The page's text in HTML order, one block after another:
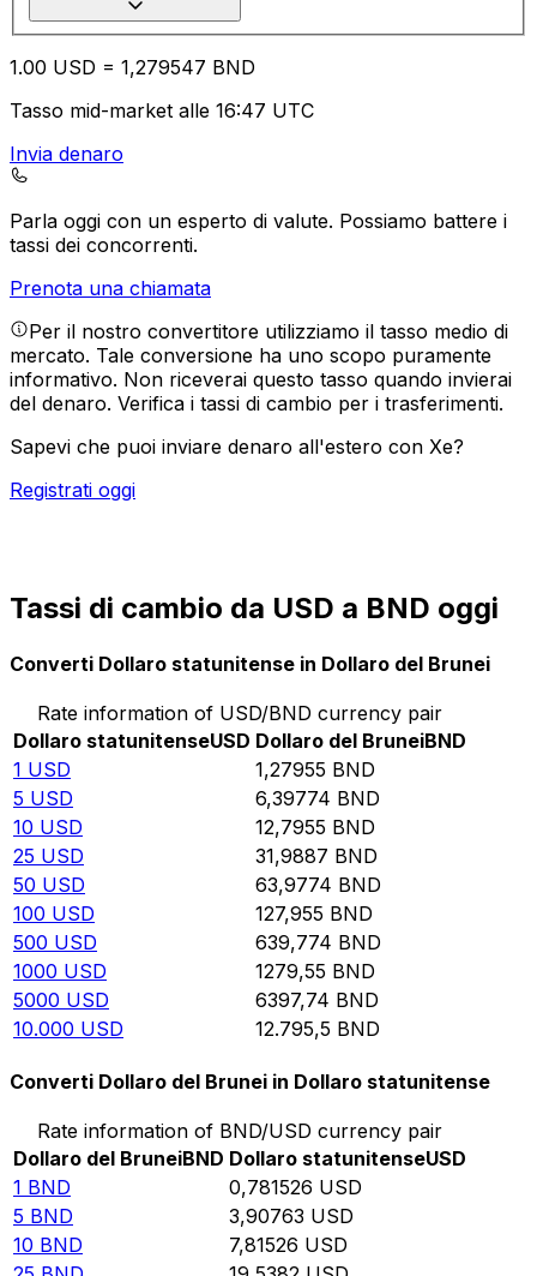
1.00 USD = 1,279547 BND
Tasso mid-market alle 16:47 UTC
Invia denaro
Parla oggi con un esperto di valute. Possiamo battere i
tassi dei concorrenti.
Prenota una chiamata
Per il nostro convertitore utilizziamo il tasso medio di
mercato. Tale conversione ha uno scopo puramente
informativo. Non riceverai questo tasso quando invierai
del denaro. Verifica i tassi di cambio per i trasferimenti.
Sapevi che puoi inviare denaro all'estero con Xe?
Registrati oggi
Tassi di cambio da USD a BND oggi
Converti Dollaro statunitense in Dollaro del Brunei
Rate information of USD/BND currency pair
Dollaro statunitenseUSD Dollaro del BruneiBND
1 USD 1,27955 BND
5 USD 6,39774 BND
10 USD 12,7955 BND
25 USD 31,9887 BND
50 USD 63,9774 BND
100 USD 127,955 BND
500 USD 639,774 BND
1000 USD 1279,55 BND
5000 USD 6397,74 BND
10.000 USD 12.795,5 BND
Converti Dollaro del Brunei in Dollaro statunitense
Rate information of BND/USD currency pair
Dollaro del BruneiBND Dollaro statunitenseUSD
1 BND 0,781526 USD
5 BND 3,90763 USD
10 BND 7,81526 USD